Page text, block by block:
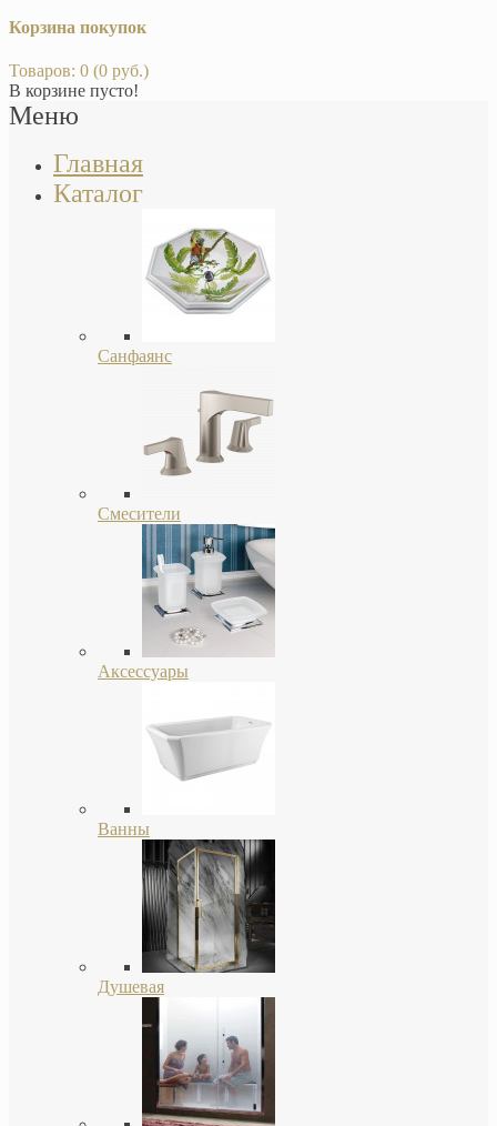
Корзина покупок
Товаров: 0 (0 руб.)
В корзине пусто!
Меню
Главная
Каталог
Санфаянс
Смесители
Аксессуары
Ванны
Душевая